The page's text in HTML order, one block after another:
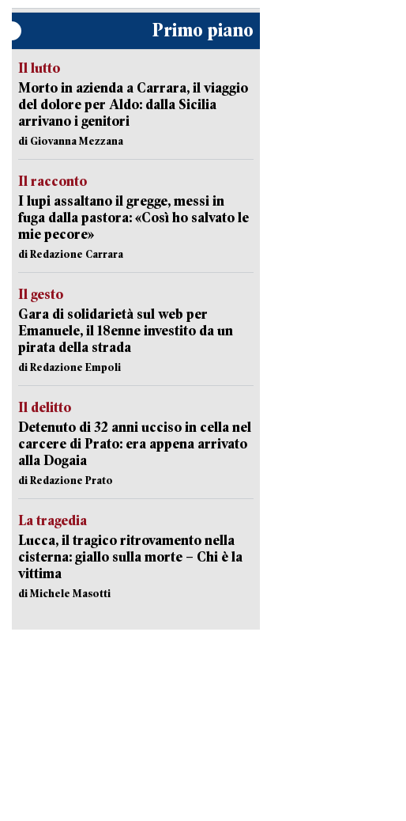
Primo piano
Il lutto
Morto in azienda a Carrara, il viaggio
del dolore per Aldo: dalla Sicilia
arrivano i genitori
di Giovanna Mezzana
Il racconto
I lupi assaltano il gregge, messi in
fuga dalla pastora: «Così ho salvato le
mie pecore»
di Redazione Carrara
Il gesto
Gara di solidarietà sul web per
Emanuele, il 18enne investito da un
pirata della strada
di Redazione Empoli
Il delitto
Detenuto di 32 anni ucciso in cella nel
carcere di Prato: era appena arrivato
alla Dogaia
di Redazione Prato
La tragedia
Lucca, il tragico ritrovamento nella
cisterna: giallo sulla morte – Chi è la
vittima
di Michele Masotti